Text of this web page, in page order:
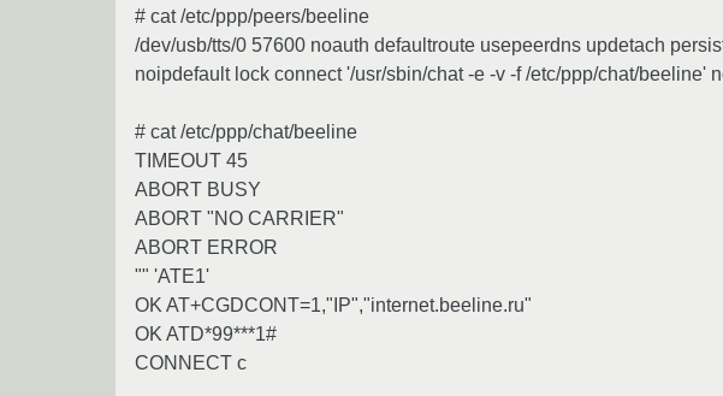
# cat /etc/ppp/peers/beeline
/dev/usb/tts/0 57600 noauth defaultroute usepeerdns updetach
noipdefault lock connect '/usr/sbin/chat -e -v -f /etc/ppp/chat/
# cat /etc/ppp/chat/beeline
TIMEOUT 45
ABORT BUSY
ABORT "NO CARRIER"
ABORT ERROR
"" 'ATE1'
OK AT+CGDCONT=1,"IP","internet.beeline.ru"
OK ATD*99***1#
CONNECT c